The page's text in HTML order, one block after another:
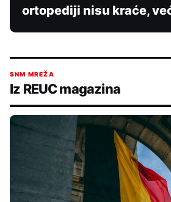
ortopediji nisu kraće,
SNM MREŽA
Iz REUC magazina